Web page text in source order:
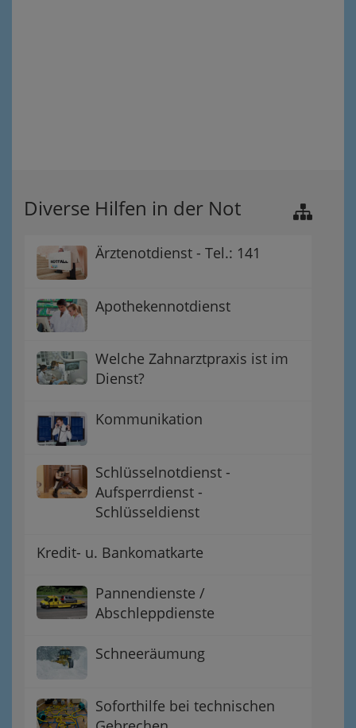
Diverse Hilfen in der Not
Ärztenotdienst - Tel.: 141
Apothekennotdienst
Welche Zahnarztpraxis ist im
Dienst?
Kommunikation
Schlüsselnotdienst -
Aufsperrdienst -
Schlüsseldienst
Kredit- u. Bankomatkarte
Pannendienste /
Abschleppdienste
Schneeräumung
Soforthilfe bei technischen